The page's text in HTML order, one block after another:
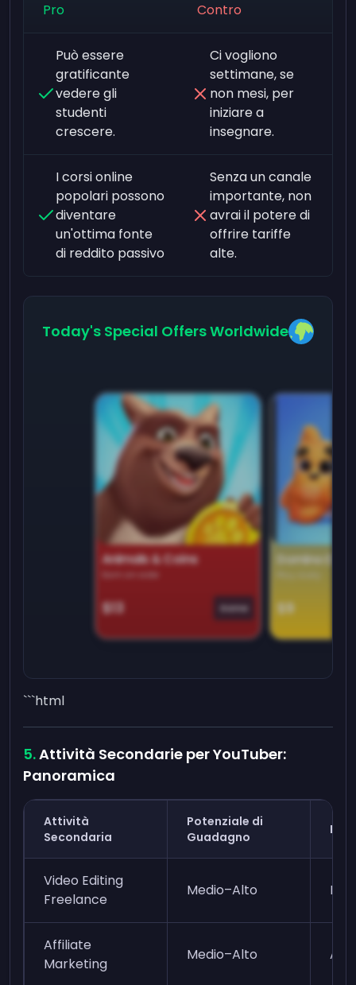
Pro Contro
Può essere
gratificante
vedere gli
studenti
crescere.
Ci vogliono
settimane, se
non mesi, per
iniziare a
insegnare.
I corsi online
popolari possono
diventare
un'ottima fonte
di reddito passivo
Senza un canale
importante, non
avrai il potere di
offrire tariffe
alte.
Today's Special Offers Worldwide
Animals & Coins
$13 Game
Domino
$9
```html
Attività Secondarie per YouTuber:
Panoramica
Attività
Secondaria
Potenziale di
Guadagno
Video Editing
Freelance
Medio–Alto
Affiliate
Marketing
Medio–Alto Alto